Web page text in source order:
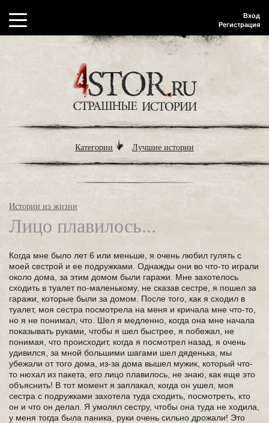
Вход
Регистрация
Категории Лучшие истории
Истории из жизни
Лицо плавилось...
Когда мне было лет 6 или меньше, я очень любил гулять с
моей сестрой и ее подружками. Однажды они во что-то играли
около дома, за этим домом были гаражи. Мне захотелось
сходить в туалет по-маленькому, не сказав сестре, я пошел за
гаражи, которые были за домом. После того, как я сходил в
туалет, моя сестра посмотрела на меня и кричала мне что-то,
но я не понимал, что. Шел я медленно, когда она мне начала
показывать руками, чтобы я шел быстрее, я побежал, не
понимая, что происходит, когда я посмотрел назад, я очень
удивился, за мной большими шагами шел дяденька, мы
убежали от того дома, из-за дома вышел мужик, который что-
то нюхал из пакета, его лицо плавилось, не знаю, как еще это
объяснить! В тот момент я заплакал, когда он ушел, моя
сестра с подружками захотела туда сходить, посмотреть, кто
он и что он делал. Я умолял сестру, чтобы она туда не ходила,
у меня тогда была паника, руки очень сильно дрожали! Это